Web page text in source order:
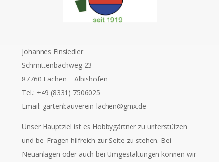
Johannes Einsiedler
Schmittenbachweg 23
87760 Lachen – Albishofen
Tel.: +49 (8331) 7506025
Email: gartenbauverein-lachen@gmx.de
Unser Hauptziel ist es Hobbygärtner zu unterstützen
und bei Fragen hilfreich zur Seite zu stehen. Bei
Neuanlagen oder auch bei Umgestaltungen können wir